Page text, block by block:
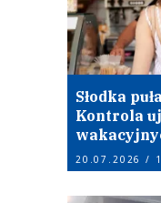
Słodka
Kontrola
20.07.2026 /